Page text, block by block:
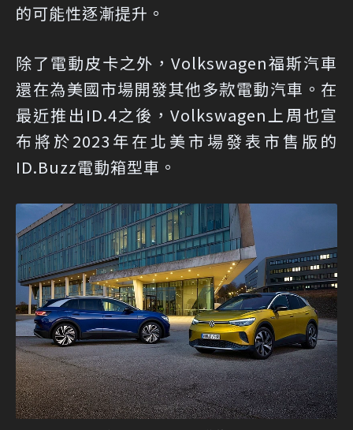
的可能性逐漸提升。
除了電動皮卡之外，Volkswagen福斯汽車
還在為美國市場開發其他多款電動汽車。在
最近推出ID.4之後，Volkswagen上周也宣
布將於2023年在北美市場發表市售版的
ID.Buzz電動箱型車。